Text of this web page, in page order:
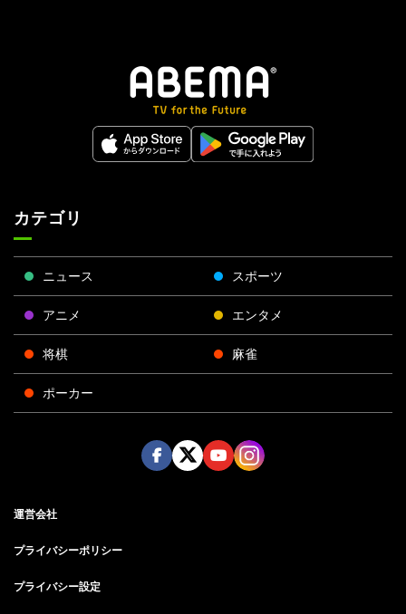
カテゴリ
ニュース スポーツ
アニメ エンタメ
将棋 麻雀
ポーカー
運営会社
プライバシーポリシー
プライバシー設定